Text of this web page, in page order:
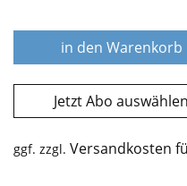
in den Warenkorb
Jetzt Abo auswählen
ggf. zzgl.Versandkosten